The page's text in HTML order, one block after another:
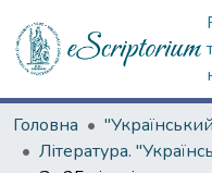
Головна